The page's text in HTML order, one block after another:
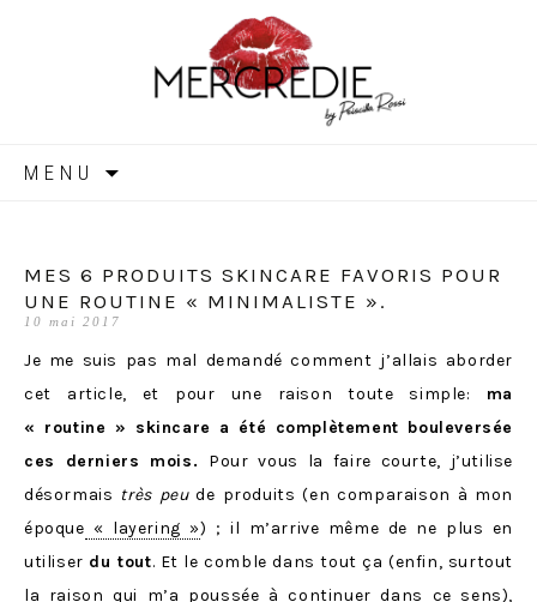
MERCREDIE
MENU
MES 6 PRODUITS SKINCARE FAVORIS POUR
UNE ROUTINE « MINIMALISTE ».
10 mai 2017
Je me suis pas mal demandé comment j’allais aborder
cet article, et pour une raison toute simple: ma
« routine » skincare a été complètement bouleversée
ces derniers mois. Pour vous la faire courte, j’utilise
désormais très peude produits (en comparaison à mon
époque « layering ») ; il m’arrive même de ne plus en
utiliser du tout. Et le comble dans tout ça (enfin, surtout
la raison qui m’a poussée à continuer dans ce sens),